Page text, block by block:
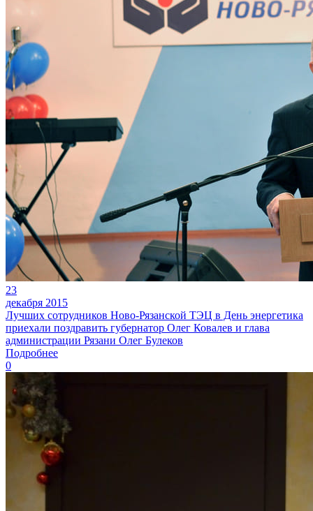
23
декабря 2015
Лучших сотрудников Ново-Рязанской ТЭЦ в День энергетика
приехали поздравить губернатор Олег Ковалев и глава
администрации Рязани Олег Булеков
Подробнее
0